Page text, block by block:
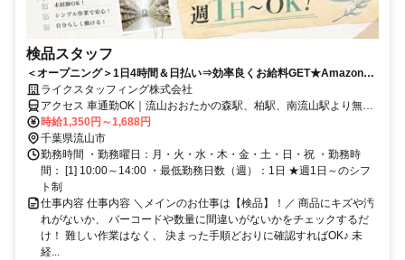
検品スタッフ
＜オープニング＞1日4時間＆日払い⇒効率良くお給料GET★Amazonの
新倉庫×シンプル検品作業！週1・日払い・髪色自由♪
ライクスタッフィング株式会社
アクセス 車通勤OK｜流山おおたかの森駅、柏駅、南流山駅より無料
送迎バスあり
時給1,350円～1,688円
千葉県流山市
勤務時間 ・勤務曜日：月・火・水・木・金・土・日・祝 ・勤務時
間： [1] 10:00～14:00 ・最低勤務日数（週）：1日 ★週1日～のシフ
ト制
仕事内容 仕事内容 ＼メインのお仕事は【検品】！／ 商品にキズや汚
れがないか、 バーコードや数量に間違いがないかをチェックするだ
け！ 難しい作業はなく、 決まった手順どおりに確認すればOK♪ 未
経...